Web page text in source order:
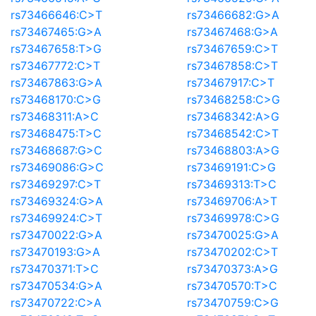
rs73466646:C>T
rs73466682:G>A
rs73467465:G>A
rs73467468:G>A
rs73467658:T>G
rs73467659:C>T
rs73467772:C>T
rs73467858:C>T
rs73467863:G>A
rs73467917:C>T
rs73468170:C>G
rs73468258:C>G
rs73468311:A>C
rs73468342:A>G
rs73468475:T>C
rs73468542:C>T
rs73468687:G>C
rs73468803:A>G
rs73469086:G>C
rs73469191:C>G
rs73469297:C>T
rs73469313:T>C
rs73469324:G>A
rs73469706:A>T
rs73469924:C>T
rs73469978:C>G
rs73470022:G>A
rs73470025:G>A
rs73470193:G>A
rs73470202:C>T
rs73470371:T>C
rs73470373:A>G
rs73470534:G>A
rs73470570:T>C
rs73470722:C>A
rs73470759:C>G